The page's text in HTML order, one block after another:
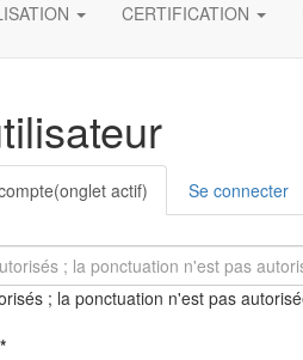
CERTIFICATION
(onglet actif) Se connecter
; la ponctuation n'est pas
*